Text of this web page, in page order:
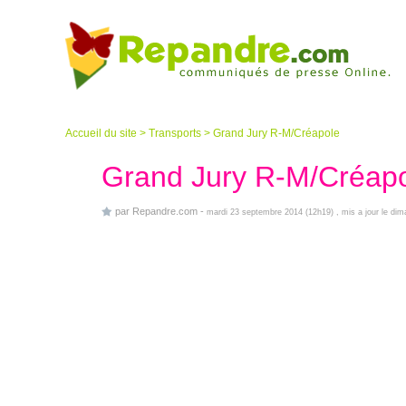
Accueil du site > Transports > Grand Jury R-M/Créapole
Grand Jury R-M/
par Repandre.com - mardi 23 septembre 2014 (12h19) , mis a jour le